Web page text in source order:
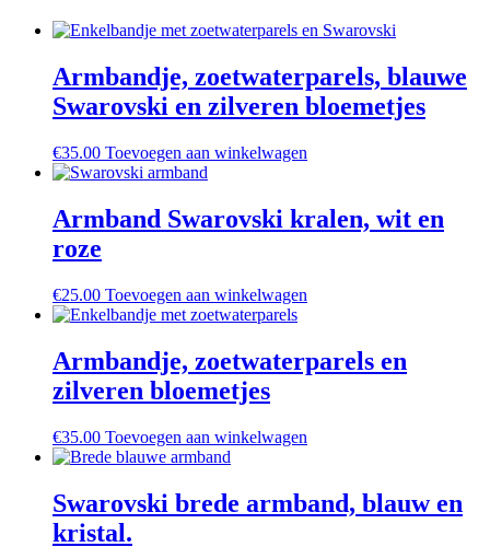
Armbandje, zoetwaterparels, blauwe
Swarovski en zilveren bloemetjes
€35.00 Toevoegen aan winkelwagen
Armband Swarovski kralen, wit en
roze
€25.00 Toevoegen aan winkelwagen
Armbandje, zoetwaterparels en
zilveren bloemetjes
€35.00 Toevoegen aan winkelwagen
Swarovski brede armband, blauw en
kristal.